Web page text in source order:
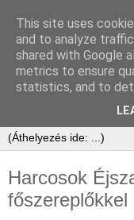
Harcosok
főszereplőkkel
This site uses
and to analyze
shared with Google
metrics to ensure
statistics, and to